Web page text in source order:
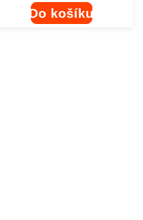
Do košíku